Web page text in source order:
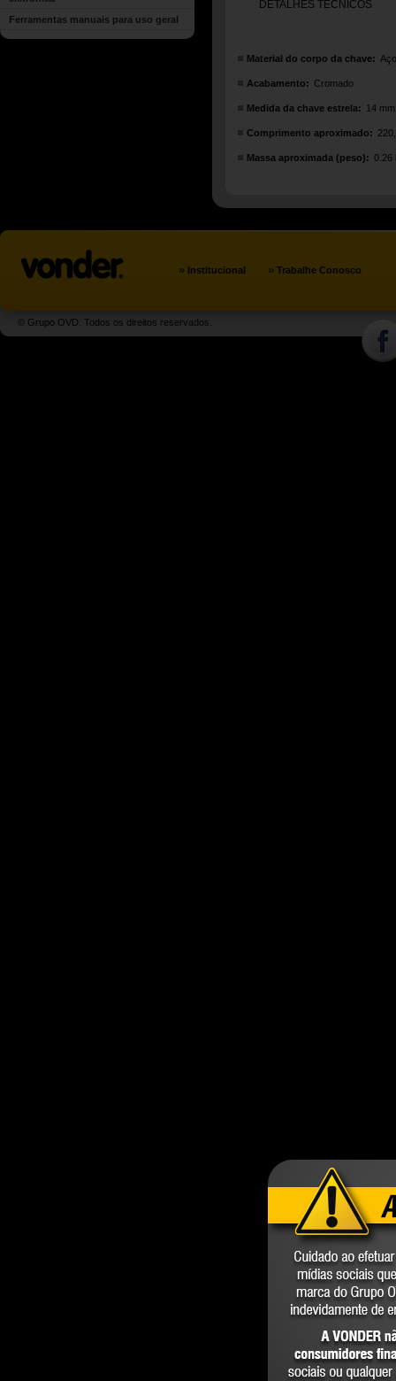
Ferramentas manuais para uso geral
DETALHES TÉCNICOS
Material do corpo da chave:
Acabamento: Cromado
Medida da chave estrela: 14
Comprimento aproximado:
Massa aproximada (peso): 0.26
» Institucional » Trabalhe Conosco
© Grupo OVD. Todos os direitos reservados.